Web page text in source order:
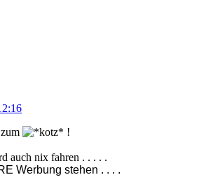
!
auch nix fahren . . . . .
Werbung stehen . . . .